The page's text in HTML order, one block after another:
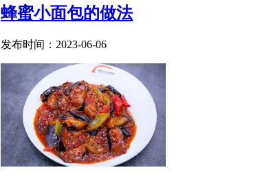
蜂蜜小面包的做法
发布时间：2023-06-06